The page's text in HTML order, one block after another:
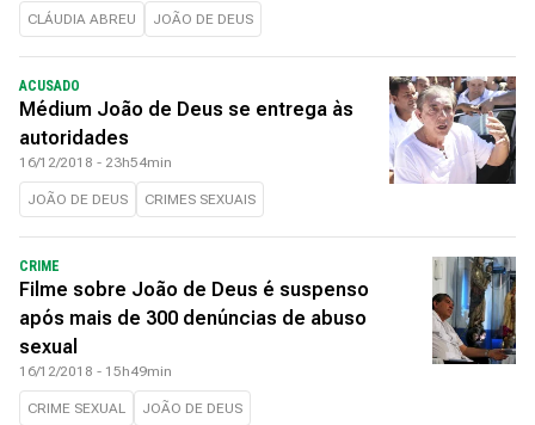
CLÁUDIA ABREU JOÃO DE DEUS
ACUSADO
Médium João de Deus se entrega às
autoridades
16/12/2018 - 23h54min
JOÃO DE DEUS CRIMES SEXUAIS
CRIME
Filme sobre João de Deus é suspenso
após mais de 300 denúncias de abuso
sexual
16/12/2018 - 15h49min
CRIME SEXUAL JOÃO DE DEUS